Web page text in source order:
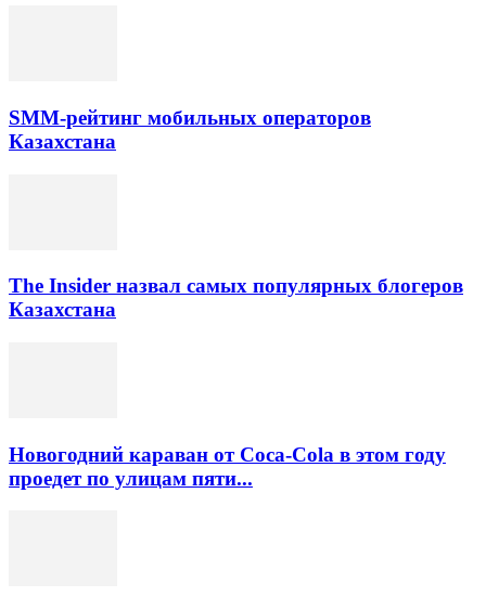
SMM-рейтинг мобильных операторов
Казахстана
The Insider назвал самых популярных блогеров
Казахстана
Новогодний караван от Coca-Cola в этом году
проедет по улицам пяти...